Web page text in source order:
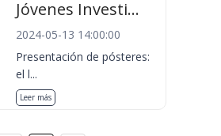
Jóvenes Investi...
2024-05-13 14:00:00
Presentación de pósteres:
el l...
Leer más